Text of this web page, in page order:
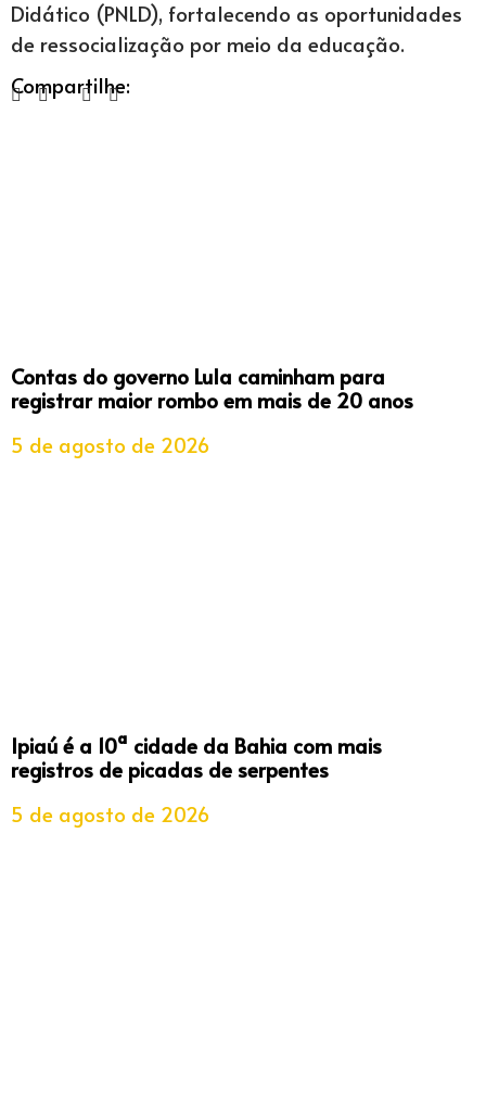
Didático (PNLD), fortalecendo as oportunidades
de ressocialização por meio da educação.
Compartilhe:
Contas do governo Lula caminham para
registrar maior rombo em mais de 20 anos
5 de agosto de 2026
Ipiaú é a 10ª cidade da Bahia com mais
registros de picadas de serpentes
5 de agosto de 2026